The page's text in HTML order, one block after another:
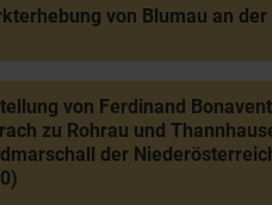
von Blumau an der
von Ferdinand
zu Rohrau und
der